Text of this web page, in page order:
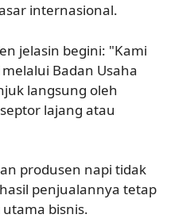
internasional.
jelasin begini: "Kami
Badan Usaha
langsung oleh
lajang atau
produsen napi tidak
penjualannya tetap
bisnis.